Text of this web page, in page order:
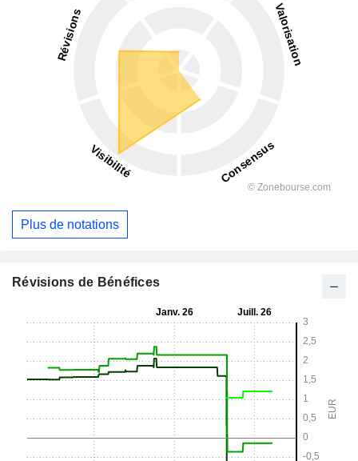
Plus de notations
Révisions de Bénéfices